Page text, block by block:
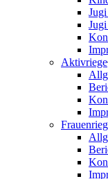
Aktivriege